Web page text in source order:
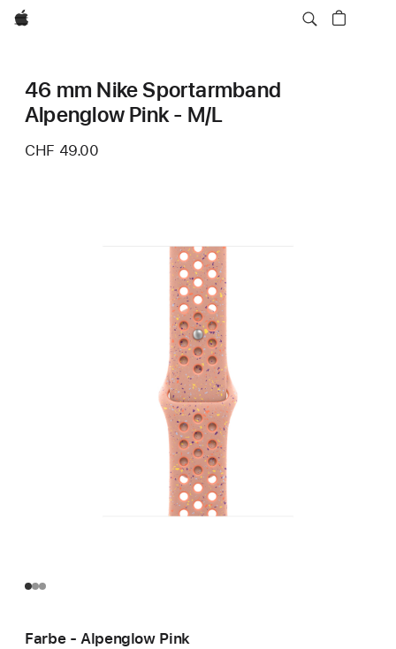
Apple
46 mm Nike Sportarmband
Alpenglow Pink - M/L
CHF 49.00
Farbe - Alpenglow Pink